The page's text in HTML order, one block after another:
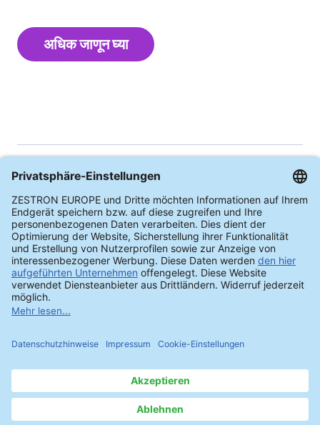
अधिक जाणून घ्या
स्वच्छता आणि बाथ विश्लेषण
संपूर्ण प्रक्रिया नियंत्रण
तंत्रज्ञान वापरून आणि IPC, MIL आणि J-STD सारख्या
आंतरराष्ट्रीय मानकांचे पालन करून आपल्या असेंबल
केलेल्या PCBAs च्या पृष्ठभागाची स्वच्छता तसेच स्वच्छता
बाथची रचना तपासतो. हे एकत्रित विश्लेषण उच्च उत्पादन